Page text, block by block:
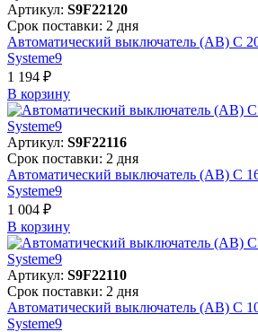
Артикул: S9F22120
Срок поставки: 2 дня
Автоматический выключатель (АВ) C
Systeme9
1 194 ₽
В корзинy
Артикул: S9F22116
Срок поставки: 2 дня
Автоматический выключатель (АВ) C
Systeme9
1 004 ₽
В корзинy
Артикул: S9F22110
Срок поставки: 2 дня
Автоматический выключатель (АВ) C
Systeme9